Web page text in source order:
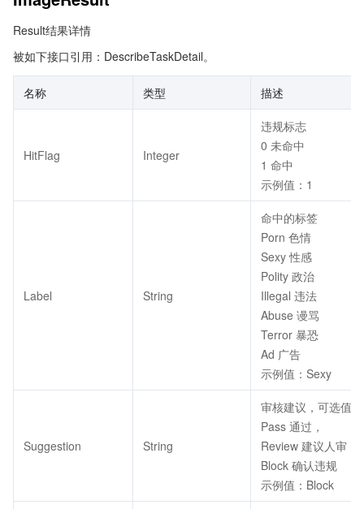
Result结果详情
被如下接口引用：DescribeTaskDetail。
名称 类型 描述
HitFlag Integer
违规标志
0 未命中
1 命中
示例值：1
Label String
命中的标签
Porn 色情
Sexy 性感
Polity 政治
Illegal 违法
Abuse 谩骂
Terror 暴恐
Ad 广告
示例值：Sexy
Suggestion String
审核建议，可选值：
Pass 通过，
Review 建议人审，
Block 确认违规
示例值：Block